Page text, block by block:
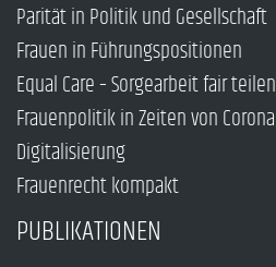
Parität in Politik und Gesellschaft
Frauen in Führungspositionen
Equal Care – Sorgearbeit fair teilen
Frauenpolitik in Zeiten von Corona
Digitalisierung
Frauenrecht kompakt
PUBLIKATIONEN